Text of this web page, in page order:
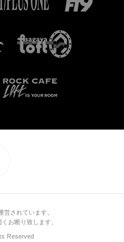
営されています。
お断り致します。
Reserved